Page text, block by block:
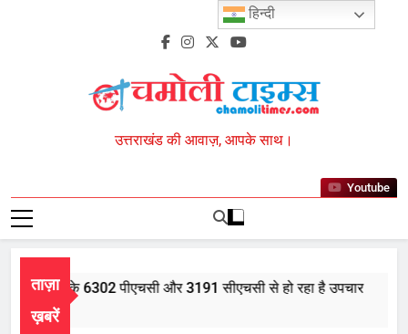
Chamoli Times
उत्तराखंड की आवाज़, आपके साथ।
Youtube
ताज़ा
ख़बरें
आयुर्वेद के 6302 पीएचसी और 3191 सीएचसी से हो रहा है उपचार
5, 2026
हिन्दी